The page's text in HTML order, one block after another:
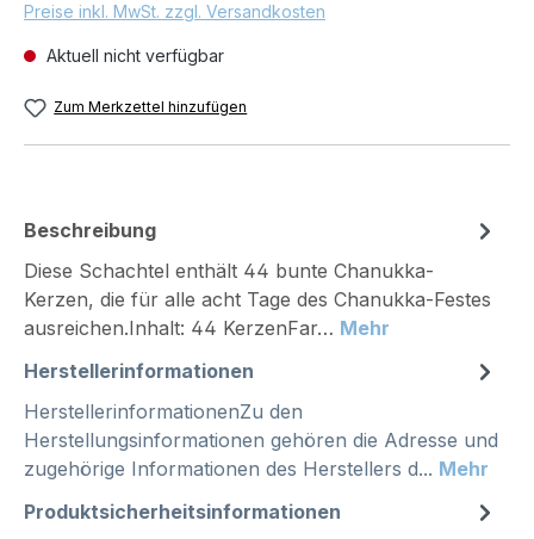
Preise inkl. MwSt. zzgl. Versandkosten
Aktuell nicht verfügbar
Zum Merkzettel hinzufügen
Beschreibung
Diese Schachtel enthält 44 bunte Chanukka-
Kerzen, die für alle acht Tage des Chanukka-Festes
ausreichen.Inhalt: 44 KerzenFar… Mehr
Herstellerinformationen
HerstellerinformationenZu den
Herstellungsinformationen gehören die Adresse und
zugehörige Informationen des Herstellers d... Mehr
Produktsicherheitsinformationen